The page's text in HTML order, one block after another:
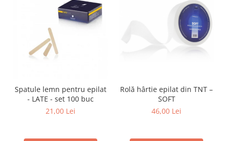
Spatule lemn pentru epilat
- LATE - set 100 buc
21,00 Lei
Rolă hârtie epilat din TNT –
SOFT
46,00 Lei